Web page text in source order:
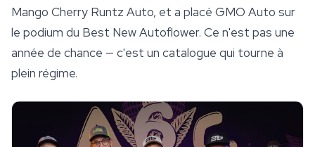
Mango Cherry Runtz Auto, et a placé GMO Auto sur
le podium du Best New Autoflower. Ce n'est pas une
année de chance — c'est un catalogue qui tourne à
plein régime.